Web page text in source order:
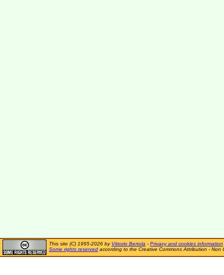
This site (C) 1995-2026 by Vittorio Bertola - Privacy and cookies information
Some rights reserved according to the Creative Commons Attribution - Non